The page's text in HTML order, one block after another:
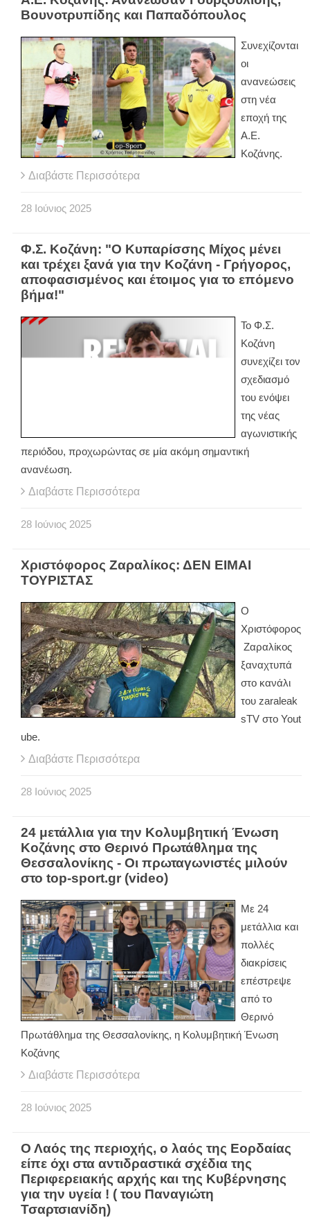
Βουνοτρυπίδης και Παπαδόπουλος
Συνεχίζονται
οι
ανανεώσεις
στη νέα
εποχή της
Α.Ε.
Κοζάνης.
Διαβάστε Περισσότερα
28 Ιούνιος 2025
Φ.Σ. Κοζάνη: "Ο Κυπαρίσσης Μίχος μένει
και τρέχει ξανά για την Κοζάνη - Γρήγορος,
αποφασισμένος και έτοιμος για το επόμενο
βήμα!"
Το Φ.Σ.
Κοζάνη
συνεχίζει τον
σχεδιασμό
του ενόψει
της νέας
αγωνιστικής
περιόδου, προχωρώντας σε μία ακόμη σημαντική
ανανέωση.
Διαβάστε Περισσότερα
28 Ιούνιος 2025
Χριστόφορος Ζαραλίκος: ΔΕΝ ΕΙΜΑΙ
ΤΟΥΡΙΣΤΑΣ
Ο
Χριστόφορος
Ζαραλίκος
ξαναχτυπά
στο κανάλι
του zaraleak
sTV στο Yout
ube.
Διαβάστε Περισσότερα
28 Ιούνιος 2025
24 μετάλλια για την Κολυμβητική Ένωση
Κοζάνης στο Θερινό Πρωτάθλημα της
Θεσσαλονίκης - Οι πρωταγωνιστές μιλούν
στο top-sport.gr (video)
Με 24
μετάλλια και
πολλές
διακρίσεις
επέστρεψε
από το
Θερινό
Πρωτάθλημα της Θεσσαλονίκης, η Κολυμβητική Ένωση
Κοζάνης
Διαβάστε Περισσότερα
28 Ιούνιος 2025
Ο Λαός της περιοχής, ο λαός της Εορδαίας
είπε όχι στα αντιδραστικά σχέδια της
Περιφερειακής αρχής και της Κυβέρνησης
για την υγεία ! ( του Παναγιώτη
Τσαρτσιανίδη)